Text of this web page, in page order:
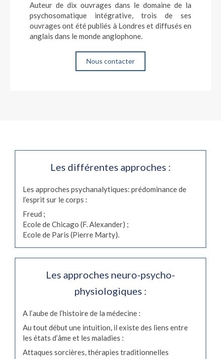
Auteur de dix ouvrages dans le domaine de la
psychosomatique intégrative, trois de ses
ouvrages ont été publiés à Londres et diffusés en
anglais dans le monde anglophone.
Nous contacter
Les différentes approches :
Les approches psychanalytiques: prédominance de
l’esprit sur le corps :
Freud ;
Ecole de Chicago (F. Alexander) ;
Ecole de Paris (Pierre Marty).
Les approches neuro-psycho-
physiologiques :
A l’aube de l’histoire de la médecine :
Au tout début une intuition, il existe des liens entre
les états d’âme et les maladies :
Attaques sorcières, thérapies traditionnelles